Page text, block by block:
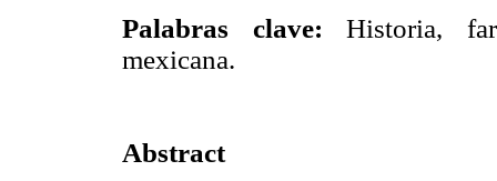
Palabras clave: Historia,
mexicana.
Abstract